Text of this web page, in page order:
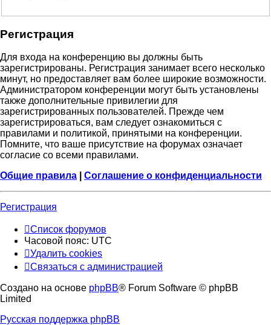
Регистрация
Для входа на конференцию вы должны быть
зарегистрированы. Регистрация занимает всего несколько
минут, но предоставляет вам более широкие возможности.
Администратором конференции могут быть установлены
также дополнительные привилегии для
зарегистрированных пользователей. Прежде чем
зарегистрироваться, вам следует ознакомиться с
правилами и политикой, принятыми на конференции.
Помните, что ваше присутствие на форумах означает
согласие со всеми правилами.
Общие правила
Соглашение о конфиденциальности
Регистрация
Список форумов
Часовой пояс: UTC
Удалить cookies
Связаться с администрацией
Создано на основе phpBB® Forum Software © phpBB
Limited
Русская поддержка phpBB